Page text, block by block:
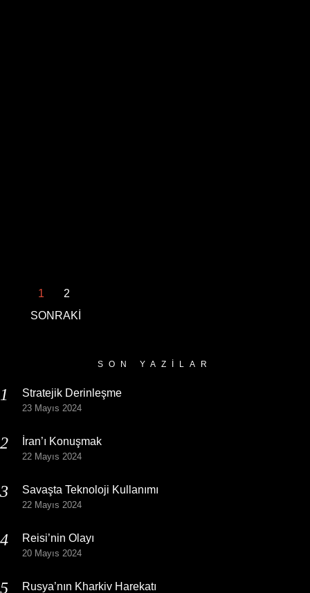
1
2
SONRAKİ
SON YAZILAR
Stratejik Derinleşme
23 Mayıs 2024
İran’ı Konuşmak
22 Mayıs 2024
Savaşta Teknoloji Kullanımı
22 Mayıs 2024
Reisi’nin Olayı
20 Mayıs 2024
Rusya’nın Kharkiv Harekatı